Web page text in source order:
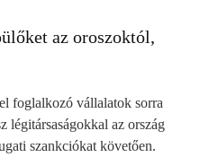
az oroszoktól,
foglalkozó vállalatok sorra
légitársaságokkal az ország
szankciókat követően.